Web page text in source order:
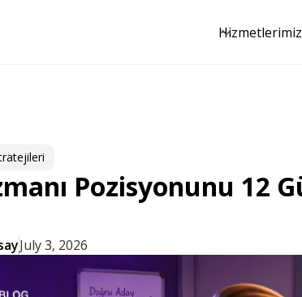
Hizmetlerimiz
Pozisyonunu 12
July 3, 2026